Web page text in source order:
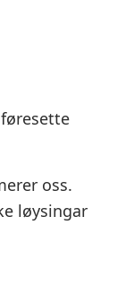
oss.
løysingar